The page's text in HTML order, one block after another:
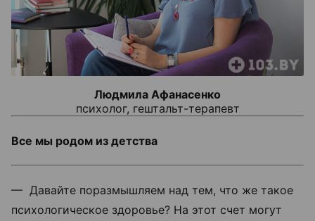
Людмила Афанасенко
психолог, гештальт-терапевт
Все мы родом из детства
— Давайте поразмышляем над тем, что же такое
психологическое здоровье? На этот счет могут